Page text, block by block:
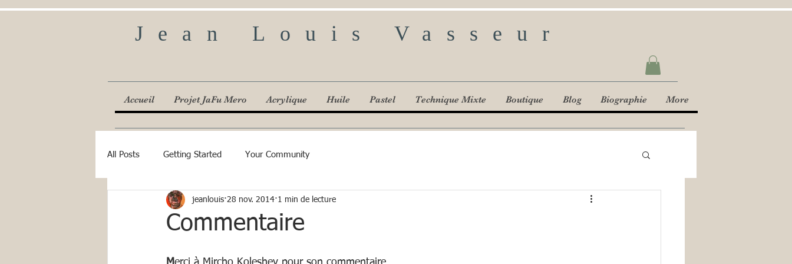
Jean Louis Vasseur
Accueil Projet JaFu Mero Acrylique Huile Pastel Technique Mixte Boutique Blog Biographie More
All Posts Getting Started Your Community
Commentaire
jeanlouis 28 nov. 2014 1 min de lecture